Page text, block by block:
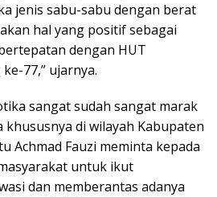
jenis sabu-sabu dengan berat
hal yang positif sebagai
dengan HUT
77,” ujarnya.
sangat sudah sangat marak
khususnya di wilayah Kabupaten
Achmad Fauzi meminta kepada
untuk ikut
dan memberantas adanya